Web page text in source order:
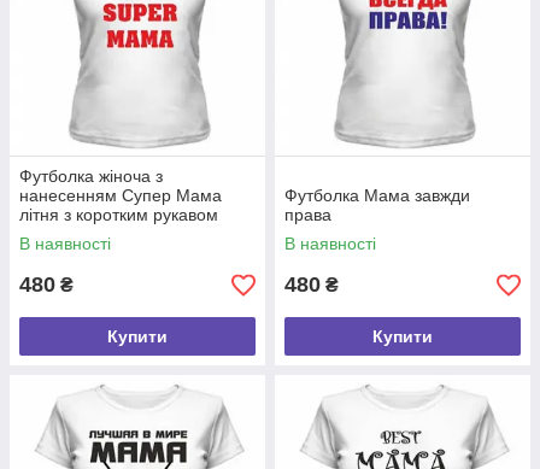
Футболка жіноча з
нанесенням Супер Мама
літня з коротким рукавом
В наявності
480 ₴
Купити
Футболка Мама завжди
права
В наявності
480 ₴
Купити